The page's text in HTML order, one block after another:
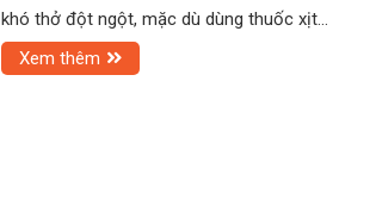
khó thở đột ngột, mặc dù dùng thuốc xịt…
Xem thêm